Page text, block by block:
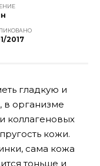
2017
гладкую и
в организме
коллагеновых
кожи.
сама кожа
тоньше и